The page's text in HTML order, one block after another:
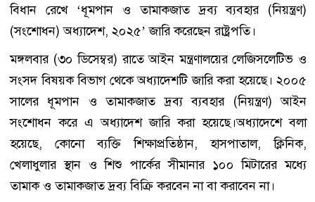
বিধান রেখে ‘ধূমপান ও তামাকজাত দ্রব্য ব্যবহার (নিয়ন্ত্রণ)
(সংশোধন) অধ্যাদেশ, ২০২৫’ জারি করেছেন রাষ্ট্রপতি।
মঙ্গলবার (৩০ ডিসেম্বর) রাতে আইন মন্ত্রণালয়ের লেজিসলেটিভ ও
সংসদ বিষয়ক বিভাগ থেকে অধ্যাদেশটি জারি করা হয়েছে। ২০০৫
সালের ধূমপান ও তামাকজাত দ্রব্য ব্যবহার (নিয়ন্ত্রণ) আইন
সংশোধন করে এ অধ্যাদেশ জারি করা হয়েছে।অধ্যাদেশে বলা
হয়েছে, কোনো ব্যক্তি শিক্ষাপ্রতিষ্ঠান, হাসপাতাল, ক্লিনিক,
খেলাধুলার স্থান ও শিশু পার্কের সীমানার ১০০ মিটারের মধ্যে
তামাক ও তামাকজাত দ্রব্য বিক্রি করবেন না বা করাবেন না।